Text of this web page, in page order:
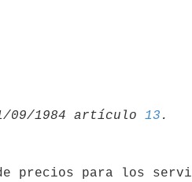
09/1984 artículo 13